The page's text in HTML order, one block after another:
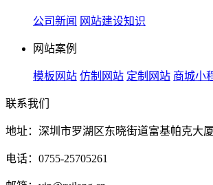
公司新闻 网站建设知识
网站案例
模板网站 仿制网站 定制网站 商城小
联系我们
地址：深圳市罗湖区东晓街道富基帕克大
电话：0755-25705261